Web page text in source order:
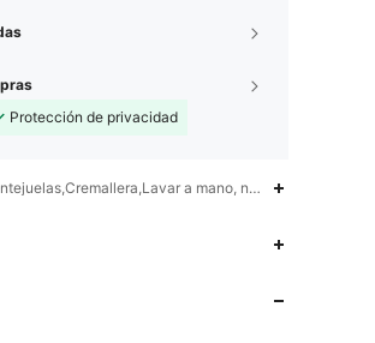
Protección de privacidad
a mano, no limpiar en